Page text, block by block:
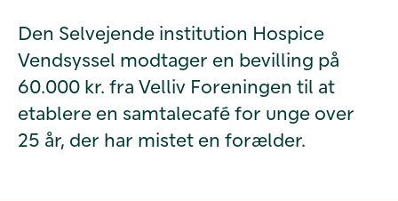
Den Selvejende institution Hospice
Vendsyssel modtager en bevilling på
60.000 kr. fra Velliv Foreningen til at
etablere en samtalecafé for unge over
25 år, der har mistet en forælder.